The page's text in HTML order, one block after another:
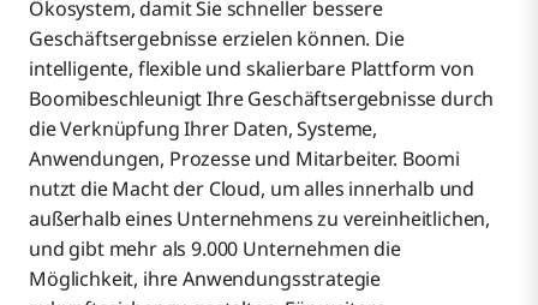
Ökosystem, damit Sie schneller bessere
Geschäftsergebnisse erzielen können. Die
intelligente, flexible und skalierbare Plattform von
Boomibeschleunigt Ihre Geschäftsergebnisse durch
die Verknüpfung Ihrer Daten, Systeme,
Anwendungen, Prozesse und Mitarbeiter. Boomi
nutzt die Macht der Cloud, um alles innerhalb und
außerhalb eines Unternehmens zu vereinheitlichen,
und gibt mehr als 9.000 Unternehmen die
Möglichkeit, ihre Anwendungsstrategie